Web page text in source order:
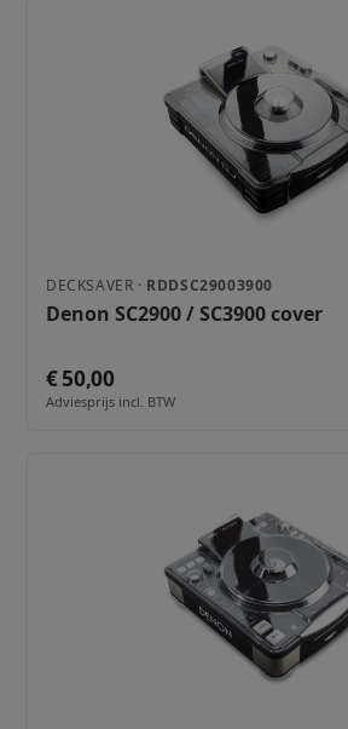
DECKSAVER · RDDSC29003900
Denon SC2900 / SC3900 cover
€ 50,00
Adviesprijs incl. BTW